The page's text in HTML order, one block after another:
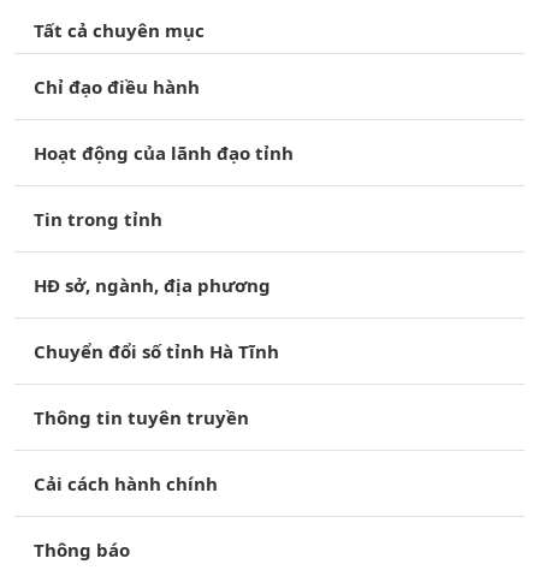
Tất cả chuyên mục
Chỉ đạo điều hành
Hoạt động của lãnh đạo tỉnh
Tin trong tỉnh
HĐ sở, ngành, địa phương
Chuyển đổi số tỉnh Hà Tĩnh
Thông tin tuyên truyền
Cải cách hành chính
Thông báo